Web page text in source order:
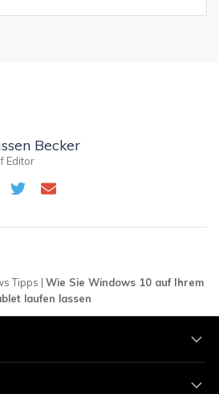
Becker
Editor
Tipps | Wie Sie Windows 10 auf Ihrem
laufen lassen